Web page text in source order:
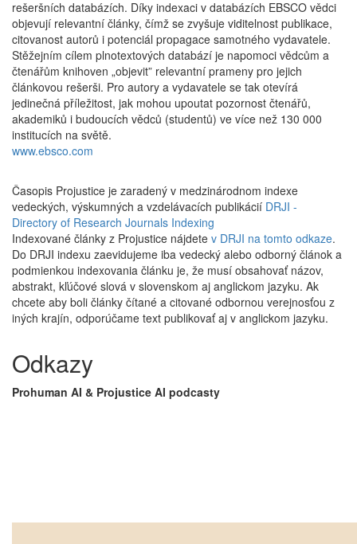
rešeršních databázích. Díky indexaci v databázích EBSCO vědci
objevují relevantní články, čímž se zvyšuje viditelnost publikace,
citovanost autorů i potenciál propagace samotného vydavatele.
Stěžejním cílem plnotextových databází je napomoci vědcům a
čtenářům knihoven „objevit” relevantní prameny pro jejich
článkovou rešerši. Pro autory a vydavatele se tak otevírá
jedinečná příležitost, jak mohou upoutat pozornost čtenářů,
akademiků i budoucích vědců (studentů) ve více než 130 000
institucích na světě.
www.ebsco.com
Časopis Projustice je zaradený v medzinárodnom indexe
vedeckých, výskumných a vzdelávacích publikácií DRJI -
Directory of Research Journals Indexing
Indexované články z Projustice nájdete v DRJI na tomto odkaze.
Do DRJI indexu zaevidujeme iba vedecký alebo odborný článok a
podmienkou indexovania článku je, že musí obsahovať názov,
abstrakt, kľúčové slová v slovenskom aj anglickom jazyku. Ak
chcete aby boli články čítané a citované odbornou verejnosťou z
iných krajín, odporúčame text publikovať aj v anglickom jazyku.
Odkazy
Prohuman AI & Projustice AI podcasty